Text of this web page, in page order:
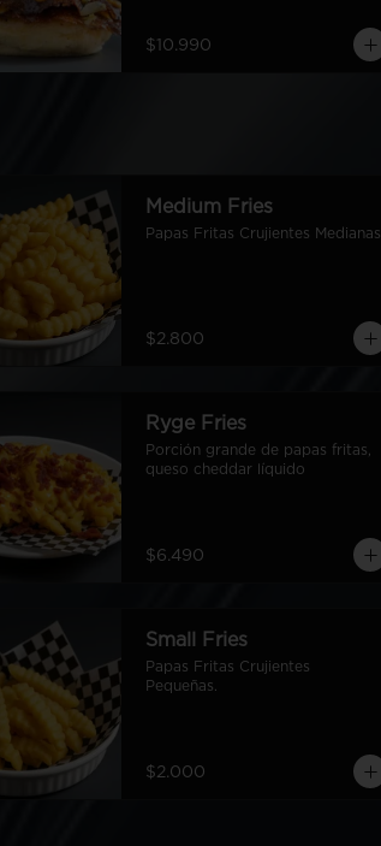
$10.990
Medium Fries
Papas Fritas Crujientes Medianas
$2.800
Ryge Fries
Porción grande de papas fritas,
queso cheddar líquido
$6.490
Small Fries
Papas Fritas Crujientes
Pequeñas.
$2.000